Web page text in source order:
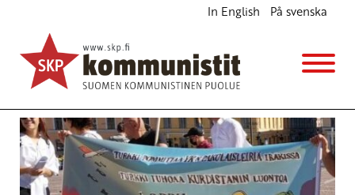
In English På svenska
vapaus